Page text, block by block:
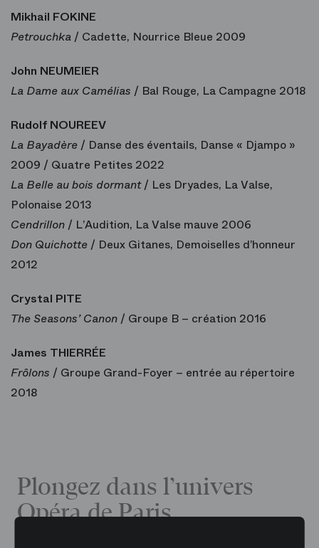
Mikhail FOKINE
Petrouchka / Cadette, Nourrice Bleue 2009
John NEUMEIER
La Dame aux Camélias / Bal Rouge, La Campagne 2018
Rudolf NOUREEV
La Bayadère / Danse des éventails, Danse « Djampo »
2009 / Quatre Petites 2022
La Belle au bois dormant/ Les Dryades, La Valse,
Polonaise 2013
Cendrillon / L’Audition, La Valse mauve 2006
Don Quichotte / Deux Gitanes, Demoiselles d’honneur
2012
Crystal PITE
The Seasons’ Canon / Groupe B – création 2016
James THIERRÉE
Frôlons / Groupe Grand-Foyer – entrée au répertoire
2018
Plongez dans l’univers
Opéra de Paris